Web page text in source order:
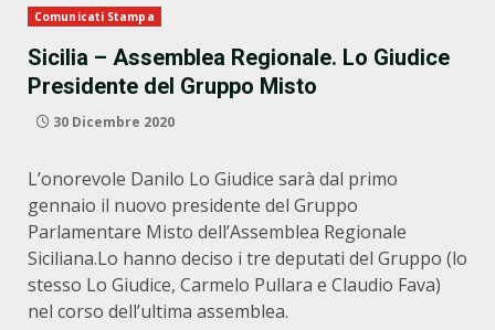
Comunicati Stampa
Sicilia – Assemblea Regionale. Lo Giudice
Presidente del Gruppo Misto
30 Dicembre 2020
L’onorevole Danilo Lo Giudice sarà dal primo
gennaio il nuovo presidente del Gruppo
Parlamentare Misto dell’Assemblea Regionale
Siciliana.Lo hanno deciso i tre deputati del Gruppo (lo
stesso Lo Giudice, Carmelo Pullara e Claudio Fava)
nel corso dell’ultima assemblea.